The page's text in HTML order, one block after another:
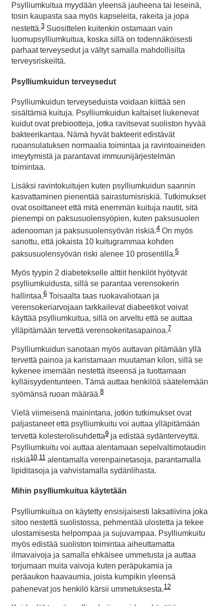
Psylliumkuitua myydään yleensä jauheena tai leseinä,
tosin kaupasta saa myös kapseleita, rakeita ja jopa
nestettä.3 Suosittelen kuitenkin ostamaan vain
luomupsylliumkuitua, koska sillä on todennäköisesti
parhaat terveysedut ja vältyt samalla mahdollisilta
terveysriskeiltä.
Psylliumkuidun terveysedut
Psylliumkuidun terveyseduista voidaan kiittää sen
sisältämiä kuituja. Psylliumkuidun kaltaiset liukenevat
kuidut ovat prebiootteja, jotka ravitsevat suoliston hyvää
bakteerikantaa. Nämä hyvät bakteerit edistävät
ruoansulatuksen normaalia toimintaa ja ravintoaineiden
imeytymistä ja parantavat immuunijärjestelmän
toimintaa.
Lisäksi ravintokuitujen kuten psylliumkuidun saannin
kasvattaminen pienentää sairastumisriskiä. Tutkimukset
ovat osoittaneet että mitä enemmän kuituja nautit, sitä
pienempi on paksusuolensyöpien, kuten paksusuolen
adenooman ja paksusuolensyövän riskiä.4 On myös
sanottu, että jokaista 10 kuitugrammaa kohden
paksusuolensyövän riski alenee 10 prosentilla.5
Myös tyypin 2 diabetekselle alttiit henkilöt hyötyvät
psylliumkuidusta, sillä se parantaa verensokerin
hallintaa.6 Toisaalta taas ruokavaliotaan ja
verensokeriarvojaan tarkkailevat diabeetikot voivat
käyttää psylliumkuitua, sillä on arveltu että se auttaa
ylläpitämään tervettä verensokeritasapainoa.7
Psylliumkuidun sanotaan myös auttavan pitämään yllä
tervettä painoa ja karistamaan muutaman kilon, sillä se
kykenee imemään nestettä itseensä ja tuottamaan
kylläisyydentunteen. Tämä auttaa henkilöä säätelemään
syömänsä ruoan määrää.8
Vielä viimeisenä mainintana, jotkin tutkimukset ovat
paljastaneet että psylliumkuitu voi auttaa ylläpitämään
tervettä kolesterolisuhdetta9 ja edistää sydänterveyttä.
Psylliumkuitu voi auttaa alentamaan sepelvaltimotaudin
riskiä10 11 alentamalla verenpainetasoja, parantamalla
lipiditasoja ja vahvistamalla sydänlihasta.
Mihin psylliumkuitua käytetään
Psylliumkuitua on käytetty ensisijaisesti laksatiivina joka
sitoo nestettä suolistossa, pehmentää ulostetta ja tekee
ulostamisesta helpompaa ja sujuvampaa. Psylliumkuitu
myös edistää suoliston toimintaa aiheuttamatta
ilmavaivoja ja samalla ehkäisee ummetusta ja auttaa
torjumaan muita vaivoja kuten peräpukamia ja
peräaukon haavaumia, joista kumpikin yleensä
pahenevat jos henkilö kärsii ummetuksesta.12